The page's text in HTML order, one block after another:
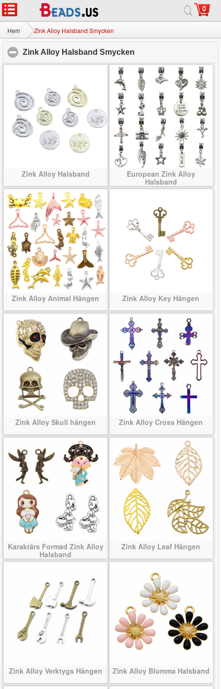
0
Hem Zink Alloy Halsband Smycken
Zink Alloy Halsband Smycken
Zink Alloy Halsband
European Zink Alloy
Halsband
Zink Alloy Animal Hängen Zink Alloy Key Hängen
Zink Alloy Skull hängen Zink Alloy Cross Hängen
Karaktärs Formad Zink Alloy
Halsband
Zink Alloy Leaf Hängen
Zink Alloy Verktygs Hängen Zink Alloy Blomma Halsband
Hem |Om | Kontakta oss
© 2026 Vintergatan smycken Ltd Alla rättigheter reserverade.